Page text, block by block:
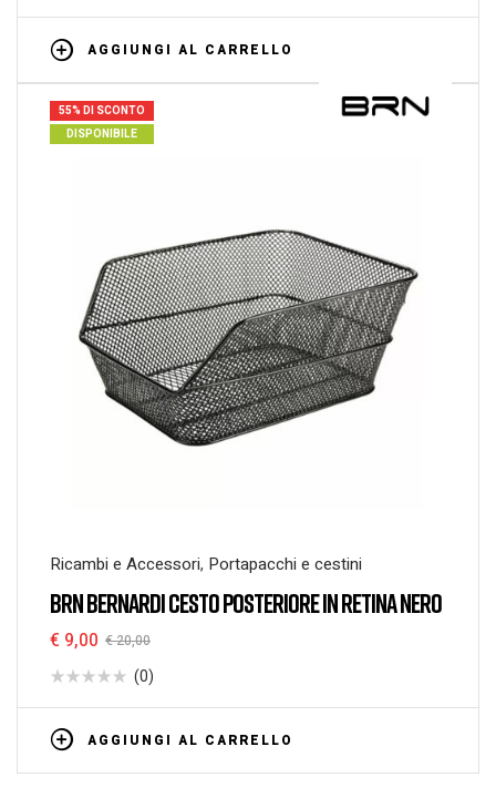
AGGIUNGI AL CARRELLO
55% DI SCONTO
DISPONIBILE
Ricambi e Accessori, Portapacchi e cestini
BRN BERNARDI CESTO POSTERIORE IN RETINA NERO
€20,00
€ 9,00
(0)
AGGIUNGI AL CARRELLO